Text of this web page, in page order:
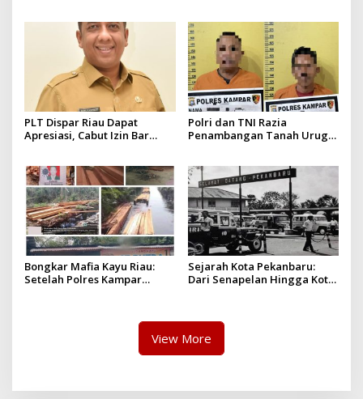
yang diizinkan
PLT Dispar Riau Dapat
Apresiasi, Cabut Izin Bar
Polri dan TNI Razia
Penambangan Tanah Urug,
Bongkar Mafia Kayu Riau:
Setelah Polres Kampar
Hapus Berita Kian Menguat
Sejarah Kota Pekanbaru:
Dari Senapelan Hingga Kota
View More